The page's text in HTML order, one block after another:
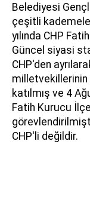
Belediyesi
çeşitli
yılında CHP
Güncel siyasi
CHP'den
milletvekillerinin
katılmış ve 4
Fatih Kurucu
CHP'li değildir.